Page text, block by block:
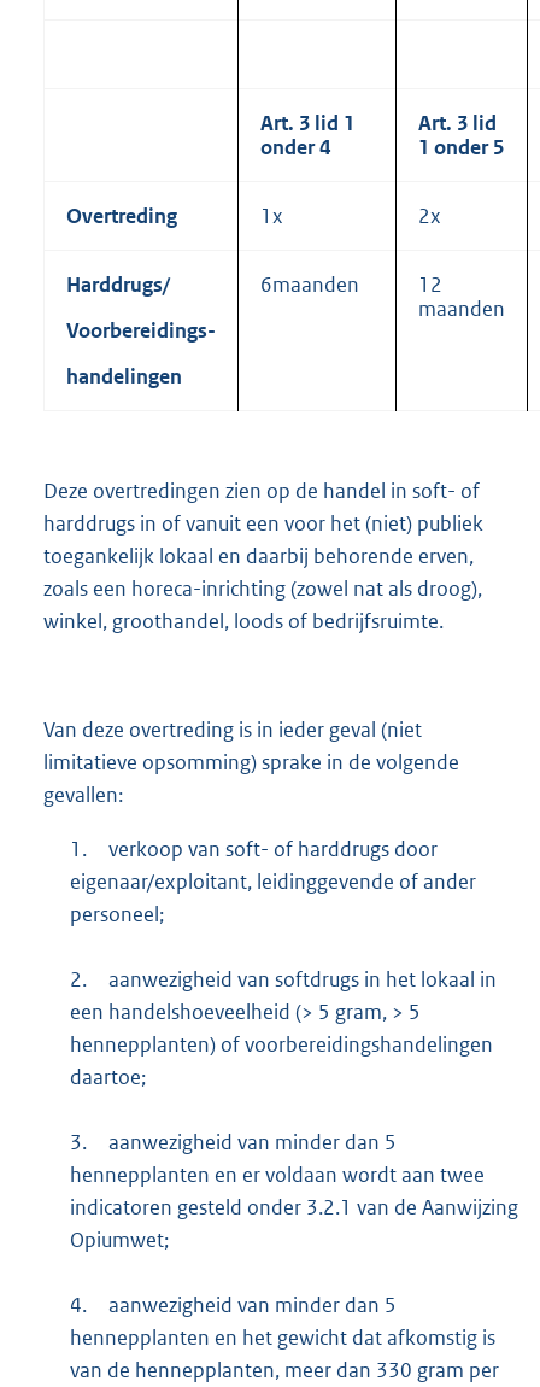
Art. 3 lid 1
onder 4
Art. 3 lid
1 onder 5
Overtreding 1x 2x
Harddrugs/
Voorbereidings-
handelingen
6maanden
12
maanden
Deze overtredingen zien op de handel in soft- of
harddrugs in of vanuit een voor het (niet) publiek
toegankelijk lokaal en daarbij behorende erven,
zoals een horeca-inrichting (zowel nat als droog),
winkel, groothandel, loods of bedrijfsruimte.
Van deze overtreding is in ieder geval (niet
limitatieve opsomming) sprake in de volgende
gevallen:
1.
verkoop van soft- of harddrugs door
eigenaar/exploitant, leidinggevende of ander
personeel;
2.
aanwezigheid van softdrugs in het lokaal in
een handelshoeveelheid (> 5 gram, > 5
hennepplanten) of voorbereidingshandelingen
daartoe;
3.
aanwezigheid van minder dan 5
hennepplanten en er voldaan wordt aan twee
indicatoren gesteld onder 3.2.1 van de Aanwijzing
Opiumwet;
4.
aanwezigheid van minder dan 5
hennepplanten en het gewicht dat afkomstig is
van de hennepplanten, meer dan 330 gram per